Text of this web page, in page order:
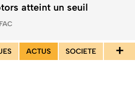
atteint un seuil
ACTUS SOCIETE +